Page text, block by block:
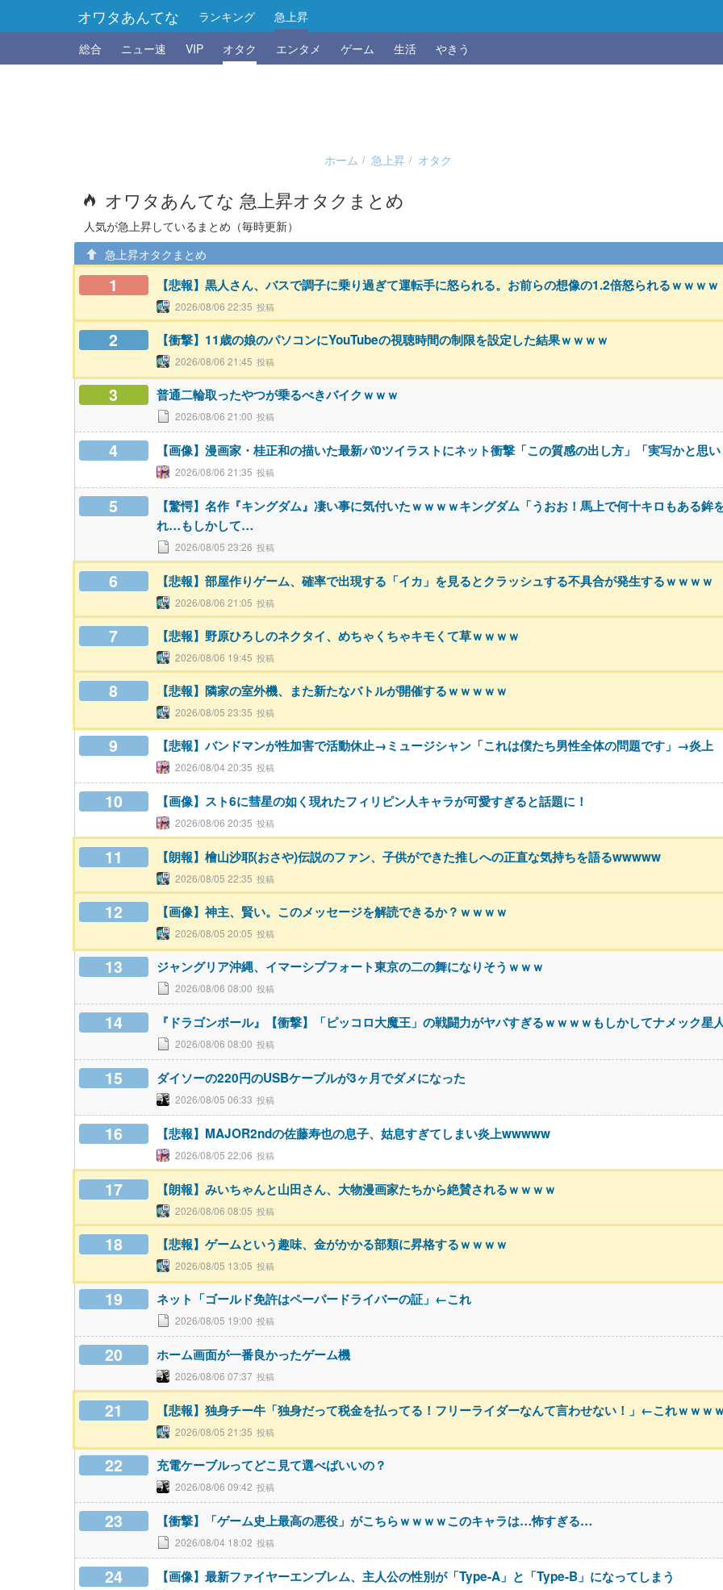
オワタあんてな ランキング
急上昇
総合
ニュー速 VIP オタク エンタメ ゲーム 生活 やきう
ホーム 急上昇 オタク
オワタあんてな 急上昇オタクまとめ
人気が急上昇しているまとめ（毎時更新）
急上昇オタクまとめ
1 【悲報】黒人さん、バスで調子に乗り過ぎて運転手に怒られる。お前らの想像の1.2倍怒られるｗｗｗｗ
2026/08/06 22:35
2 【衝撃】11歳の娘のパソコンにYouTubeの視聴時間の制限を設定した結果ｗｗｗｗ
2026/08/06 21:45
3 普通二輪取ったやつが乗るべきバイクｗｗｗ
2026/08/06 21:00
4 【画像】漫画家・桂正和の描いた最新パ0ツイラストにネット衝撃「この質感の出し方」「実写かと思
2026/08/06 21:35
5
【驚愕】名作『キングダム』凄い事に気付いたｗｗｗｗキングダム「うおお！馬上で何十キロもある
れ…もしかして…
2026/08/05 23:26
6 【悲報】部屋作りゲーム、確率で出現する「イカ」を見るとクラッシュする不具合が発生するｗｗｗｗ
2026/08/06 21:05
7 【悲報】野原ひろしのネクタイ、めちゃくちゃキモくて草ｗｗｗｗ
2026/08/06 19:45
8 【悲報】隣家の室外機、また新たなバトルが開催するｗｗｗｗｗ
2026/08/05 23:35
9 【悲報】バンドマンが性加害で活動休止→ミュージシャン「これは僕たち男性全体の問題です」→炎上
2026/08/04 20:35
10 【画像】スト6に彗星の如く現れたフィリピン人キャラが可愛すぎると話題に！
2026/08/06 20:35
11 【朗報】檜山沙耶(おさや)伝説のファン、子供ができた推しへの正直な気持ちを語るwwwww
2026/08/05 22:35
12 【画像】神主、賢い。このメッセージを解読できるか？ｗｗｗｗ
2026/08/05 20:05
13 ジャングリア沖縄、イマーシブフォート東京の二の舞になりそうｗｗｗ
2026/08/06 08:00
14 『ドラゴンボール』【衝撃】「ピッコロ大魔王」の戦闘力がヤバすぎるｗｗｗｗもしかしてナメック星
2026/08/06 08:00
15 ダイソーの220円のUSBケーブルが3ヶ月でダメになった
2026/08/05 06:33
16 【悲報】MAJOR2ndの佐藤寿也の息子、姑息すぎてしまい炎上wwwww
2026/08/05 22:06
17 【朗報】みいちゃんと山田さん、大物漫画家たちから絶賛されるｗｗｗｗ
2026/08/06 08:05
18 【悲報】ゲームという趣味、金がかかる部類に昇格するｗｗｗｗ
2026/08/05 13:05
19 ネット「ゴールド免許はペーパードライバーの証」←これ
2026/08/05 19:00
20 ホーム画面が一番良かったゲーム機
2026/08/06 07:37
21 【悲報】独身チー牛「独身だって税金を払ってる！フリーライダーなんて言わせない！」←これｗｗｗ
2026/08/05 21:35
22 充電ケーブルってどこ見て選べばいいの？
2026/08/06 09:42
23 【衝撃】「ゲーム史上最高の悪役」がこちらｗｗｗｗこのキャラは…怖すぎる…
2026/08/04 18:02
24 【画像】最新ファイヤーエンブレム、主人公の性別が「Type-A」と「Type-B」になってしまう